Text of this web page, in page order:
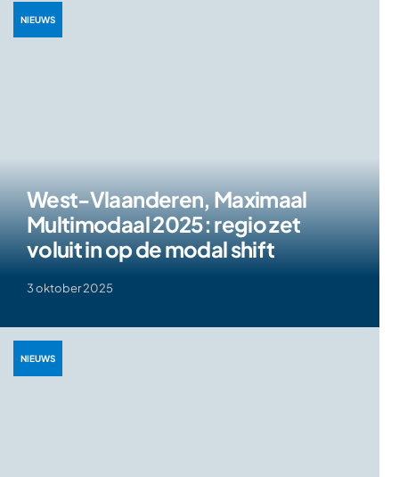
West-Vlaanderen, Maximaal
Multimodaal 2025: regio zet
voluit in op de modal shift
3 oktober 2025
NIEUWS
NIEUWS